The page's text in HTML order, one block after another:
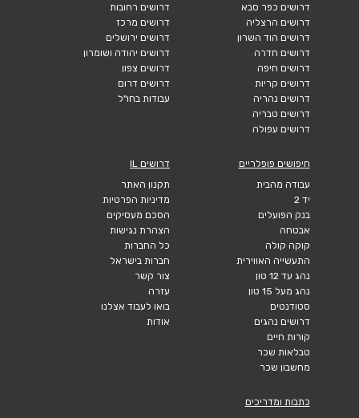
דרושים כפר סבא
דרושים הרצליה
דרושים הוד השרון
דרושים חדרה
דרושים חיפה
דרושים קריות
דרושים נהריה
דרושים טבריה
דרושים עפולה
דרושים רחובות
דרושים מרכז
דרושים ירושלים
דרושים יהודה ושומרון
דרושים צפון
דרושים דרום
עבודות בחו"ל
חיפושים פופלריים
עבודה מהבית
יד 2
בנק הפועלים
אבטחה
קוקה קולה
התעשייה האווירית
נהג עד 12 טון
נהג מעל 15 טון
סטודנטים
דרושים נהגים
קורות חיים
טבלאות שכר
מחשבון שכר
דרושים IL
תקנון האתר
מדיניות הפרטיות
הסכם מעסיקים
הצהרת נגישות
כל החברות
חברות בישראל
צור קשר
עזרה
בואו לעבוד אצלנו
אודות
כתבות ומדריכים